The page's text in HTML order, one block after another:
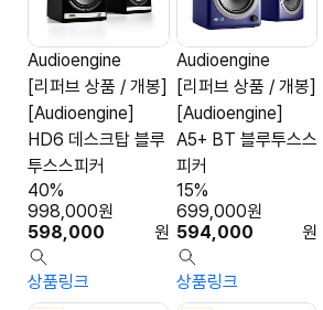
Audioengine
[리퍼브 상품 / 개봉]
[Audioengine]
HD6 데스크탑 블루
투스스피커
598,000 원
998,000원
40%
상품링크
Audioengine
[리퍼브 상품 / 개봉]
[Audioengine]
A5+ BT 블루투스스
피커
594,000 원
699,000원
15%
상품링크